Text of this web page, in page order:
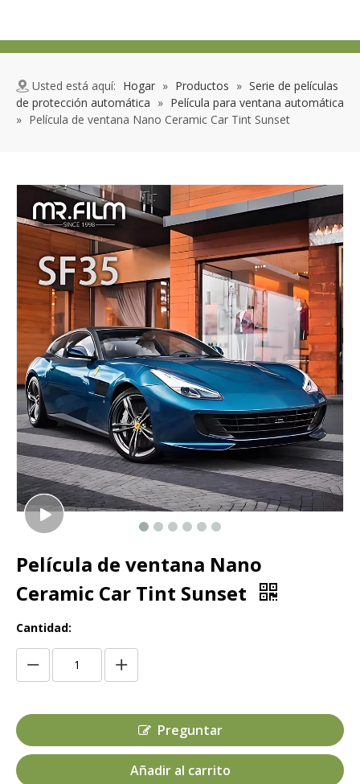
Usted está aquí: Hogar » Productos » Serie de películas
de protección automática » Película para ventana automática
» Película de ventana Nano Ceramic Car Tint Sunset
Película de ventana Nano
Ceramic Car Tint Sunset
Cantidad:
Preguntar
Añadir al carrito